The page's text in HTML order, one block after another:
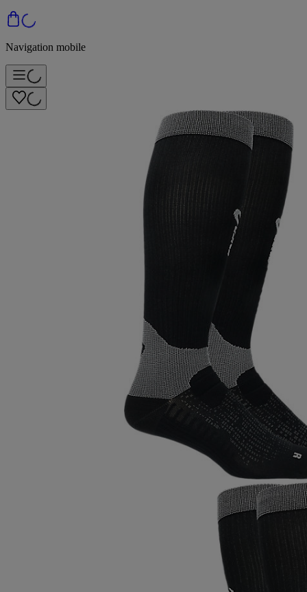
Navigation mobile